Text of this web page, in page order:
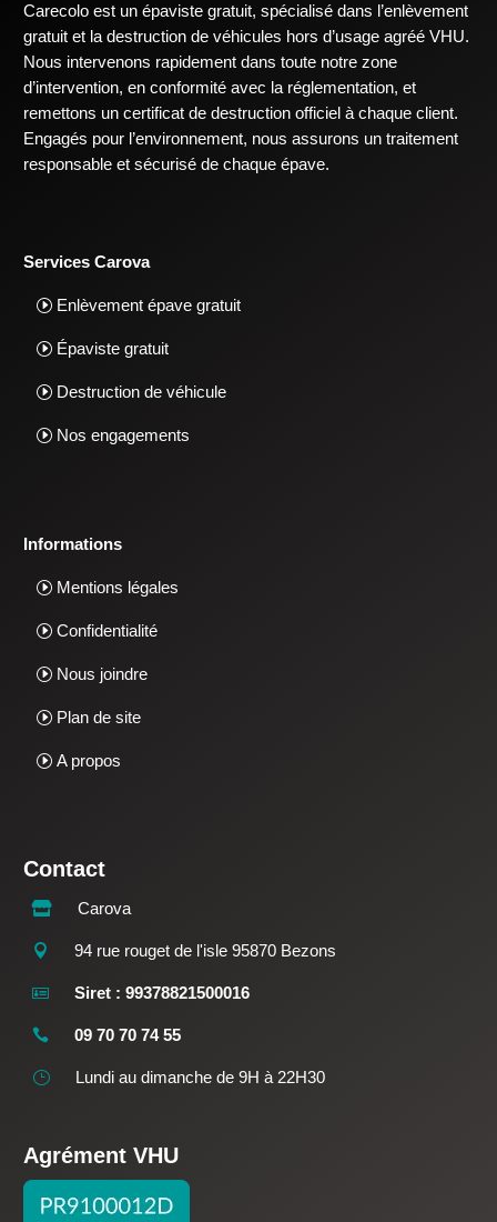
Carecolo est un épaviste gratuit, spécialisé dans l’enlèvement
gratuit et la destruction de véhicules hors d’usage agréé VHU.
Nous intervenons rapidement dans toute notre zone
d’intervention, en conformité avec la réglementation, et
remettons un certificat de destruction officiel à chaque client.
Engagés pour l’environnement, nous assurons un traitement
responsable et sécurisé de chaque épave.
Services Carova
Enlèvement épave gratuit
Épaviste gratuit
Destruction de véhicule
Nos engagements
Informations
Mentions légales
Confidentialité
Nous joindre
Plan de site
A propos
Contact
 Carova
 94 rue rouget de l'isle 95870 Bezons
 Siret : 99378821500016
 09 70 70 74 55
} Lundi au dimanche de 9H à 22H30
Agrément VHU